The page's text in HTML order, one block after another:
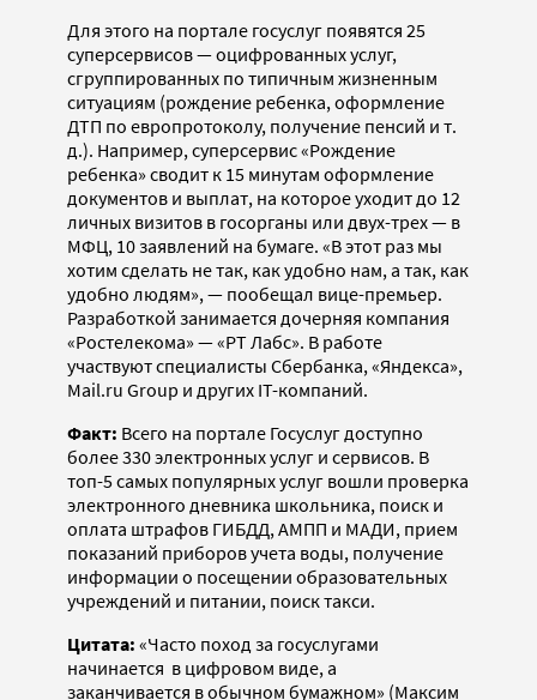
Для этого на портале госуслуг появятся 25
суперсервисов — оцифрованных услуг,
сгруппированных по типичным жизненным
ситуациям (рождение ребенка, оформление
ДТП по европротоколу, получение пенсий и т.
д.). Например, суперсервис «Рождение
ребенка» сводит к 15 минутам оформление
документов и выплат, на которое уходит до 12
личных визитов в госорганы или двух-трех — в
МФЦ, 10 заявлений на бумаге. «В этот раз мы
хотим сделать не так, как удобно нам, а так, как
удобно людям», — пообещал вице-премьер.
Разработкой занимается дочерняя компания
«Ростелекома» — «РТ Лабс». В работе
участвуют специалисты Сбербанка, «Яндекса»,
Mail.ru Group и других IT-компаний.
Факт: Всего на портале Госуслуг доступно
более 330 электронных услуг и сервисов. В
топ-5 самых популярных услуг вошли проверка
электронного дневника школьника, поиск и
оплата штрафов ГИБДД, АМПП и МАДИ, прием
показаний приборов учета воды, получение
информации о посещении образовательных
учреждений и питании, поиск такси.
Цитата: «Часто поход за госуслугами
начинается в цифровом виде, а
заканчивается в обычном бумажном» (Максим